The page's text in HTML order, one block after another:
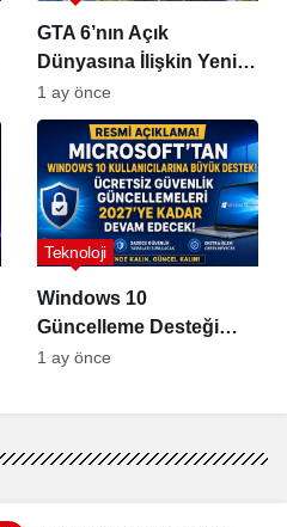
GTA 6’nın Açık
Dünyasına İlişkin Yeni
Detaylar Sızdı!
1 ay önce
Windows 10
Güncelleme Desteği
2027’ye Uzatıldı
Teknoloji
1 ay önce